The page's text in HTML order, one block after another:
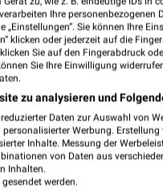
NAVIGATION MIT
Ihre personenbezogenen
Sie können Ihre
klicken oder jederzeit auf die
Sie auf den Fingerabdruck
Sie Ihre Einwilligung
zu analysieren und
Daten zur Auswahl von
Werbung.
Inhalte. Messung der
von Daten aus
Inhalten.
werden.